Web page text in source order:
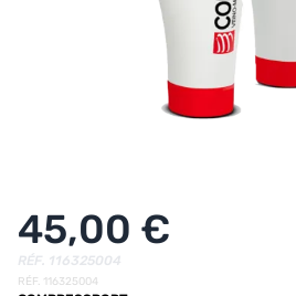
MES FAVORIS
45,00 €
RÉF. 116325004
RÉF. 116325004